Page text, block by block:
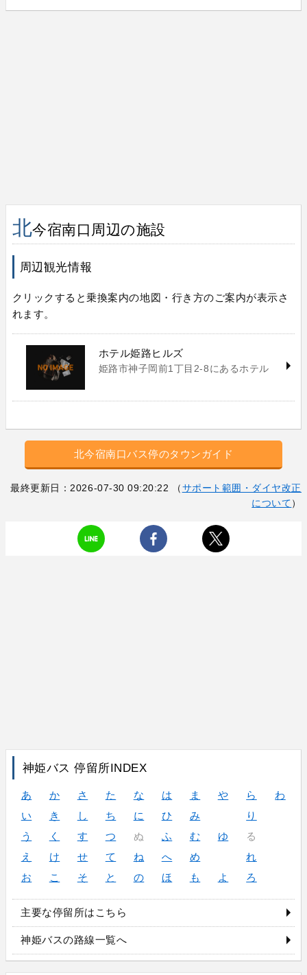
北今宿南口周辺の施設
周辺観光情報
クリックすると乗換案内の地図・行き方のご案内が表示さ
れます。
ホテル姫路ヒルズ
姫路市神子岡前1丁目2-8にあるホテル
北今宿南口バス停のタウンガイド
最終更新日：2026-07-30 09:20:22 （サポート範囲・ダイヤ改正
について）
神姫バス 停留所INDEX
あ か さ た な は ま や ら
わ
い
き し ち に ひ み
り
う
く す つ ぬ ふ む ゆ
る
え
け せ て ね へ め
れ
お
こ そ と の ほ も よ ろ
主要な停留所はこちら
神姫バスの路線一覧へ